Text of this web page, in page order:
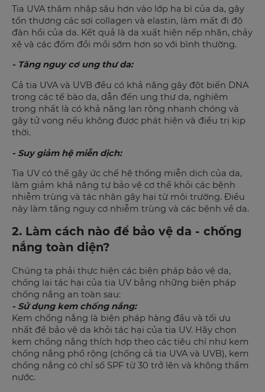
Tia UVA thâm nhập sâu hơn vào lớp hạ bì của da, gây
tổn thương các sợi collagen và elastin, làm mất đi độ
đàn hồi của da. Kết quả là da xuất hiện nếp nhăn, chảy
xệ và các đốm đồi mồi sớm hơn so với bình thường.
- Tăng nguy cơ ung thư da:
Cả tia UVA và UVB đều có khả năng gây đột biến DNA
trong các tế bào da, dẫn đến ung thư da, nghiêm
trọng nhất là có khả năng lan rộng nhanh chóng và
gây tử vong nếu không được phát hiện và điều trị kịp
thời.
- Suy giảm hệ miễn dịch:
Tia UV có thể gây ức chế hệ thống miễn dịch của da,
làm giảm khả năng tự bảo vệ cơ thể khỏi các bệnh
nhiễm trùng và tác nhân gây hại từ môi trường. Điều
này làm tăng nguy cơ nhiễm trùng và các bệnh về da.
2. Làm cách nào để bảo vệ da - chống
nắng toàn diện?
Chúng ta phải thực hiện các biện pháp bảo vệ da,
chống lại tác hại của tia UV bằng những biện pháp
chống nắng an toàn sau:
- Sử dụng kem chống nắng:
Kem chống nắng là biện pháp hàng đầu và tối ưu
nhất để bảo vệ da khỏi tác hại của tia UV. Hãy chọn
kem chống nắng thích hợp theo các tiêu chí như kem
chống nắng phổ rộng (chống cả tia UVA và UVB), kem
chống nắng có chỉ số SPF từ 30 trở lên và không thấm
nước.